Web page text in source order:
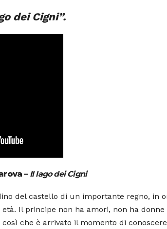
dei Cigni”.
– Il lago dei Cigni
del castello di un importante regno, in
Il principe non ha amori, non ha donne
che è arrivato il momento di